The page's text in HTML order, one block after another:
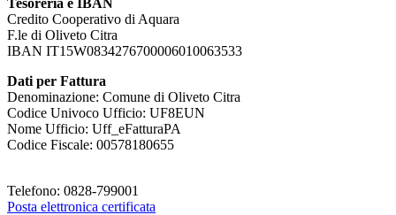
Tesoreria e IBAN
Credito Cooperativo di Aquara
F.le di Oliveto Citra
IBAN IT15W0834276700006010063533
Dati per Fattura
Denominazione: Comune di Oliveto Citra
Codice Univoco Ufficio: UF8EUN
Nome Ufficio: Uff_eFatturaPA
Codice Fiscale: 00578180655
Telefono: 0828-799001
Posta elettronica certificata